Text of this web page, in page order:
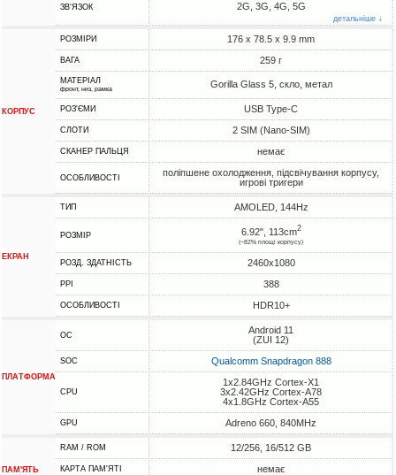
ЗВ'ЯЗОК 2G, 3G, 4G, 5G
детальніше ↓
КОРПУС
РОЗМІРИ 176 x 78.5 x 9.9 mm
ВАГА 259 г
МАТЕРІАЛ
фронт, низ, рамка Gorilla Glass 5, скло, метал
РОЗ'ЄМИ USB Type-C
СЛОТИ 2 SIM (Nano-SIM)
СКАНЕР ПАЛЬЦЯ немає
ОСОБЛИВОСТІ
поліпшене охолодження, підсвічування корпусу,
игрові тригери
ЕКРАН
ТИП AMOLED, 144Hz
РОЗМІР 6.92", 113cm2
(~82% площі корпусу)
РОЗД. ЗДАТНІСТЬ 2460x1080
PPI 388
ОСОБЛИВОСТІ HDR10+
ПЛАТФОРМА
ОС
Android 11
(ZUI 12)
SOC Qualcomm Snapdragon 888
CPU
1x2.84GHz Cortex-X1
3x2.42GHz Cortex-A78
4x1.8GHz Cortex-A55
GPU Adreno 660, 840MHz
ПАМ'ЯТЬ
RAM / ROM 12/256, 16/512 GB
КАРТА ПАМ'ЯТІ немає